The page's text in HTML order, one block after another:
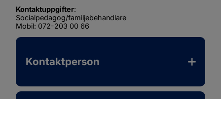
Kontaktuppgifter:
Socialpedagog/familjebehandlare
Mobil: 072-203 00 66
Kontaktperson